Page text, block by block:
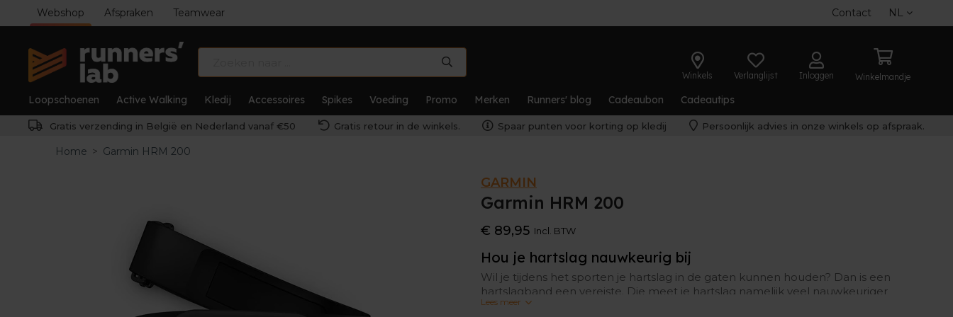
Webshop Afspraken Teamwear Contact NL
Winkels Verlanglijst Inloggen Winkelmandje
Loopschoenen Active Walking Kledij Accessoires Spikes Voeding Promo Merken Runners' blog Cadeaubon Cadeautips
Gratis verzending in België en Nederland vanaf €50 Gratis retour in de winkels. Spaar punten voor korting op kledij Persoonlijk advies in onze winkels op afspraak.
Home > Garmin HRM 200
GARMIN
Garmin HRM 200
€ 89,95 Incl. BTW
Hou je hartslag nauwkeurig bij
Wil je tijdens het sporten je hartslag in de gaten kunnen houden? Dan is een
hartslagband een vereiste. Die meet je hartslag namelijk veel nauwkeuriger
dan je sporthorloge rond de pols.
Lees meer